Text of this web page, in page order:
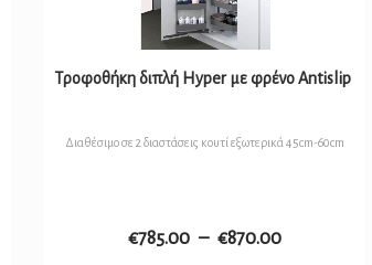
Τροφοθήκη διπλή Hyper με φρένο Antislip
Διαθέσιμο σε 2 διαστάσεις κουτί εξωτερικά 45cm-60cm
€785.00 – €870.00